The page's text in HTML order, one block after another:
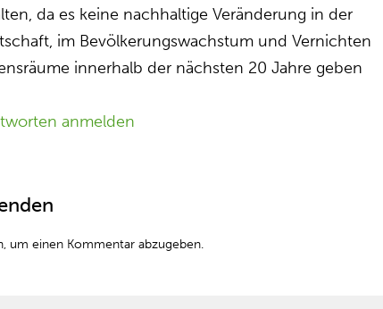
da es keine nachhaltige Veränderung in der
im Bevölkerungswachstum und Vernichten
innerhalb der nächsten 20 Jahre geben
anmelden
um einen Kommentar abzugeben.